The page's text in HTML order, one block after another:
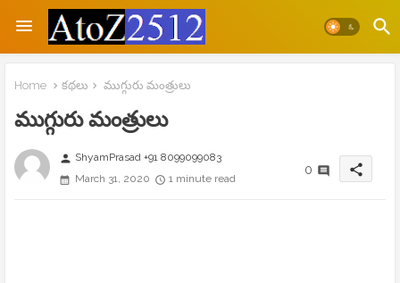
Home కథలు ముగ్గురు మంత్రులు
ముగ్గురు మంత్రులు
person ShyamPrasad +91 8099099083
March 31, 2020
1 minute read
0 share